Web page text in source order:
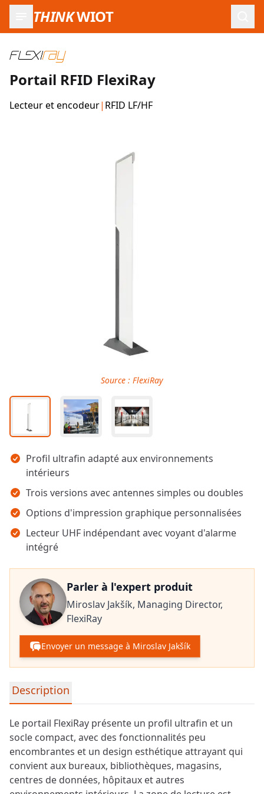
THINKWIOT
Portail RFID FlexiRay
Lecteur et encodeur| RFID LF/HF
Points clés
Profil ultrafin adapté aux environnements
intérieurs
Trois versions avec antennes simples ou doubles
Options d'impression graphique personnalisées
Lecteur UHF indépendant avec voyant d'alarme
intégré
Parler à l'expert produit
Miroslav Jakšík, Managing Director,
FlexiRay
Envoyer un message à Miroslav Jakšík
Informations détaillées sur le produit
Description
Le portail FlexiRay présente un profil ultrafin et un
socle compact, avec des fonctionnalités peu
encombrantes et un design esthétique attrayant qui
convient aux bureaux, bibliothèques, magasins,
centres de données, hôpitaux et autres
Source : FlexiRay